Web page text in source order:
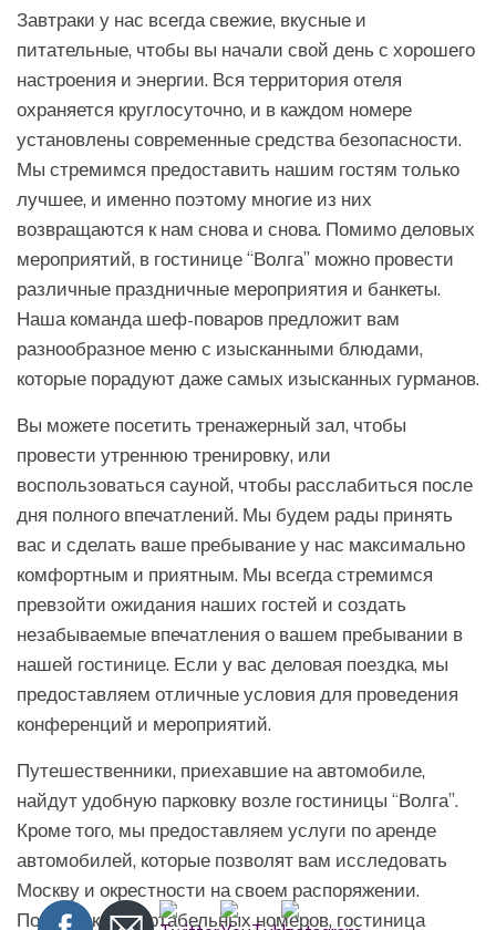
Завтраки у нас всегда свежие, вкусные и
питательные, чтобы вы начали свой день с хорошего
настроения и энергии. Вся территория отеля
охраняется круглосуточно, и в каждом номере
установлены современные средства безопасности.
Мы стремимся предоставить нашим гостям только
лучшее, и именно поэтому многие из них
возвращаются к нам снова и снова. Помимо деловых
мероприятий, в гостинице “Волга” можно провести
различные праздничные мероприятия и банкеты.
Наша команда шеф-поваров предложит вам
разнообразное меню с изысканными блюдами,
которые порадуют даже самых изысканных гурманов.
Вы можете посетить тренажерный зал, чтобы
провести утреннюю тренировку, или
воспользоваться сауной, чтобы расслабиться после
дня полного впечатлений. Мы будем рады принять
вас и сделать ваше пребывание у нас максимально
комфортным и приятным. Мы всегда стремимся
превзойти ожидания наших гостей и создать
незабываемые впечатления о вашем пребывании в
нашей гостинице. Если у вас деловая поездка, мы
предоставляем отличные условия для проведения
конференций и мероприятий.
Путешественники, приехавшие на автомобиле,
найдут удобную парковку возле гостиницы “Волга”.
Кроме того, мы предоставляем услуги по аренде
автомобилей, которые позволят вам исследовать
Москву и окрестности на своем распоряжении.
Помимо комфортабельных номеров, гостиница